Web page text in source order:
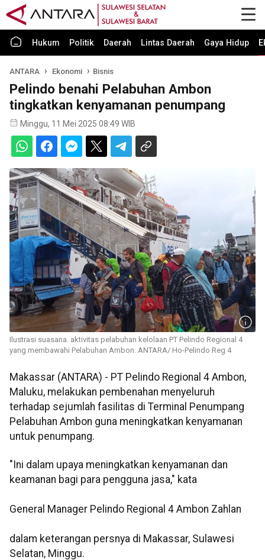
Hukum Politik Daerah Lintas Daerah Gaya Hidup
ANTARA Ekonomi Bisnis
Pelindo benahi Pelabuhan Ambon
tingkatkan kenyamanan penumpang
Minggu, 11 Mei 2025 08:49 WIB
Ilustrasi suasana. aktivitas pelabuhan kelolaan PT Pelindo Regional 4
yang membawahi Pelabuhan Ambon. ANTARA/ Ho-Pelindo Reg 4
Makassar (ANTARA) - PT Pelindo Regional 4 Ambon,
Maluku, melakukan pembenahan menyeluruh
terhadap sejumlah fasilitas di Terminal Penumpang
Pelabuhan Ambon guna meningkatkan kenyamanan
untuk penumpang.
"Ini dalam upaya meningkatkan kenyamanan dan
keamanan bagi para pengguna jasa," kata
General Manager Pelindo Regional 4 Ambon Zahlan
dalam keterangan persnya di Makassar, Sulawesi
Selatan, Minggu.